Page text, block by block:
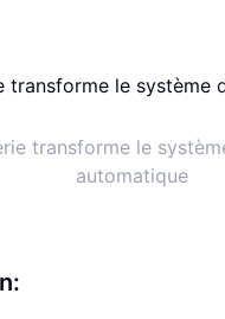
transforme le
automatique